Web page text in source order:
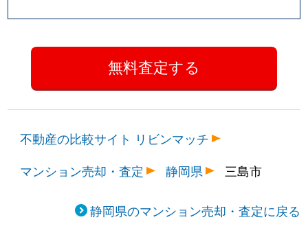
不動産の比較サイト リビンマッチ
マンション売却・査定
静岡県 三島市
静岡県のマンション売却・査定に戻る